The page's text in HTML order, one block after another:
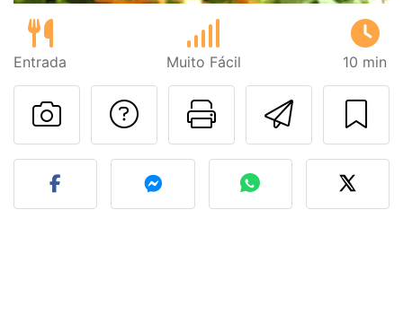
Entrada Muito Fácil 10 min
Imprima
Falar com o autor
Fez esta receita?